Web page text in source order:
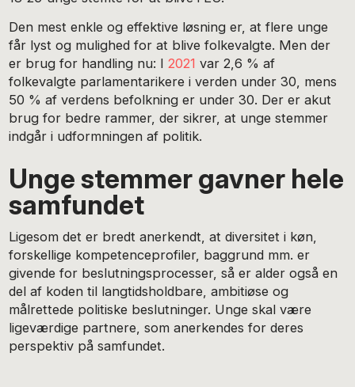
Den mest enkle og effektive løsning er, at flere unge
får lyst og mulighed for at blive folkevalgte. Men der
er brug for handling nu: I2021 var 2,6 % af
folkevalgte parlamentarikere i verden under 30, mens
50 % af verdens befolkning er under 30. Der er akut
brug for bedre rammer, der sikrer, at unge stemmer
indgår i udformningen af politik.
Unge stemmer gavner hele
samfundet
Ligesom det er bredt anerkendt, at diversitet i køn,
forskellige kompetenceprofiler, baggrund mm. er
givende for beslutningsprocesser, så er alder også en
del af koden til langtidsholdbare, ambitiøse og
målrettede politiske beslutninger. Unge skal være
ligeværdige partnere, som anerkendes for deres
perspektiv på samfundet.